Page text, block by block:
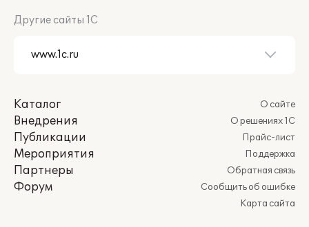
Другие сайты 1С
Каталог
Внедрения
Публикации
Мероприятия
Партнеры
Форум
О сайте
О решениях 1С
Прайс-лист
Поддержка
Обратная связь
Сообщить об ошибке
Карта сайта